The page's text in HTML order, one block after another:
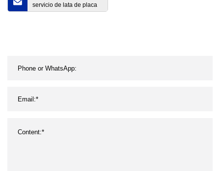
servicio de lata de placa
de Metal personalizada,